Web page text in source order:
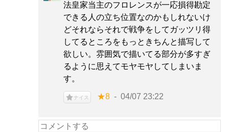
法皇家当主のフロレンスが一応損得勘定
できる人の立ち位置なのかもしれないけ
どそれならそれで戦争をしてガッツリ得
してるところをもっときちんと描写して
欲しい。雰囲気で描いてる部分が多すぎ
るように思えてモヤモヤしてしまいま
す。
ナイス ★8 04/07 23:22